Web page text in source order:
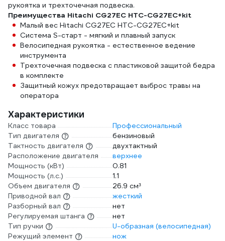
рукоятка и трехточечная подвеска.
Преимущества Hitachi CG27EC HTC-CG27EC+kit
Малый вес Hitachi CG27EC HTC-CG27EC+kit
Система S-старт - мягкий и плавный запуск
Велосипедная рукоятка - естественное ведение
инструмента
Трехточечная подвеска с пластиковой защитой бедра
в комплекте
Защитный кожух предотвращает выброс травы на
оператора
Характеристики
Класс товара
Профессиональный
Тип двигателя
бензиновый
Тактность двигателя
двухтактный
Расположение двигателя
верхнее
Мощность (кВт)
0.81
Мощность (л.с.)
1.1
Объем двигателя
26.9 см³
Приводной вал
жесткий
Разборный вал
нет
Регулируемая штанга
нет
Тип ручки
U-образная (велосипедная)
Режущий элемент
нож